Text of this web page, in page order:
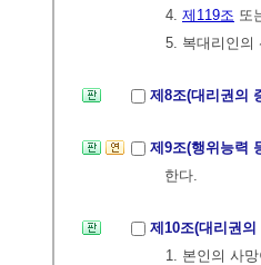
4. 제119조 또
5. 복대리인의
제8조(대리권의
제9조(행위능력
한다.
제10조(대리권
1. 본인의 사